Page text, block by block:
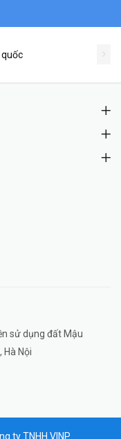
sử dụng đất Mậu
Hà Nội
ty TNHH VINP